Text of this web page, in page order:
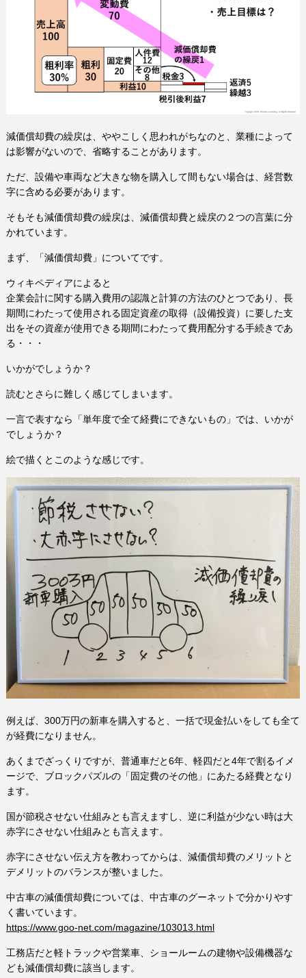
減価償却費の繰戻は、ややこしく思われがちなのと、業種によって
は影響がないので、省略することがあります。
ただ、設備や車両など大きな物を購入して間もない場合は、経営数
字に含める必要があります。
そもそも減価償却費の繰戻は、減価償却費と繰戻の２つの言葉に分
かれています。
まず、「減価償却費」についてです。
ウィキペディアによると
企業会計に関する購入費用の認識と計算の方法のひとつであり、長
期間にわたって使用される固定資産の取得（設備投資）に要した支
出をその資産が使用できる期間にわたって費用配分する手続きであ
る・・・
いかがでしょうか？
読むとさらに難しく感じてしまいます。
一言で表すなら「単年度で全て経費にできないもの」では、いかが
でしょうか？
絵で描くとこのような感じです。
例えば、300万円の新車を購入すると、一括で現金払いをしても全て
が経費になりません。
あくまでざっくりですが、普通車だと6年、軽四だと4年で割るイメ
ージで、ブロックパズルの「固定費のその他」にあたる経費となり
ます。
国が節税させない仕組みとも言えますし、逆に利益が少ない時は大
赤字にさせない仕組みとも言えます。
赤字にさせない伝え方を教わってからは、減価償却費のメリットと
デメリットのバランスが整いました。
中古車の減価償却費については、中古車のグーネットで分かりやす
く書いています。
https://www.goo-net.com/magazine/103013.html
工務店だと軽トラックや営業車、ショールームの建物や設備機器な
ども減価償却費に該当します。